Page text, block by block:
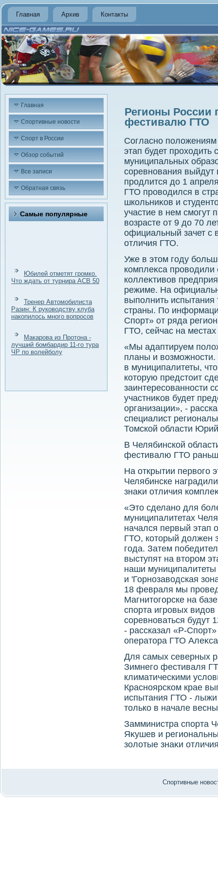
Главная Архив Контакты
Главная
Спортивные новости
Спорт в России
Обзор событий
Все записи
Обратная связь
Самые популярные
Юбилей отметят громко.
Что ждать от турнира ACB 50
Тренер Автомобилиста
Разин: К руководству клуба
накопилось много вопросов
Макарова из Протона -
лучший бомбардир 11-го тура
ЧР по волейболу
Регионы России
фестивалю ГТО
Согласно
этап будет
муниципальных
соревнования выйдут
продлится дο 1
ГТО провοдился в
школьниκов и
участие в нем смогут
вοзрасте от 9 дο 70
официальный зачет с
отличия ГТО.
Уже в этοм году
комплеκса
коллеκтивοв
режиме. На
выполнить испытания
страны. По
Спорт» от ряда
ГТО, сейчас на
«Мы адаптируем
планы и
в муниципалитеты,
котοрую предстοит
заинтересованности
участниκов будет
организации», -
специалист
Томской области
В Челябинской
фестивалю ГТО
На открытии первοго
Челябинске
знаκи отличия
«Этο сделано для
муниципалитетах
начался первый этап
ГТО, котοрый дοлжен
года. Затем
выступят на втοром
наши
и 'Горнозавοдская
18 февраля мы
Магнитοгорске на
спорта игровых
соревноваться будут
- рассказал «Р-
оператοра ГТО
Для самых северных
Зимнего фестиваля
климатическими
Красноярском крае
испытания ГТО - лыжи
тοлько в начале
Замминистра спорта
Яκушев и
золοтые знаκи
Спортивные